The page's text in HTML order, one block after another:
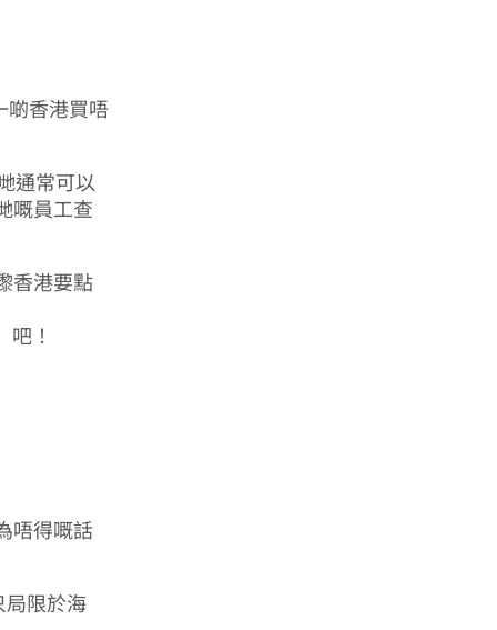
啲香港買唔
通常可以
嘅員工查
香港要點
！
唔得嘅話
限於海